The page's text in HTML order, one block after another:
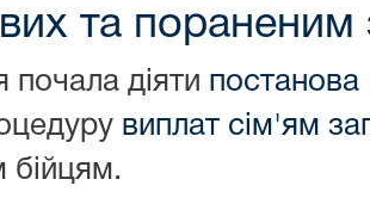
та пораненим
почала діяти постанова
виплат сім'ям
бійцям.